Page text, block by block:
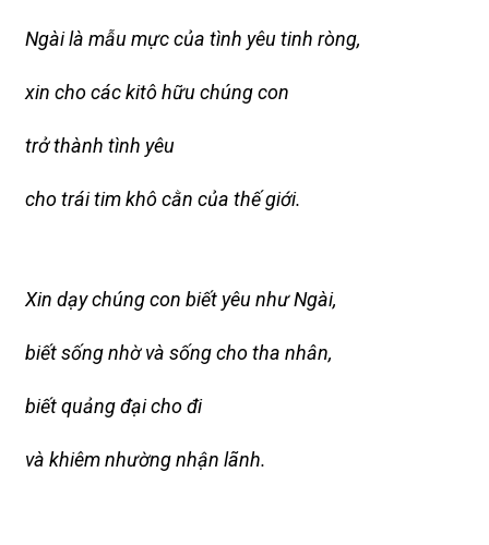
Ngài là mẫu mực của tình yêu tinh ròng,
xin cho các kitô hữu chúng con
trở thành tình yêu
cho trái tim khô cằn của thế giới.
Xin dạy chúng con biết yêu như Ngài,
biết sống nhờ và sống cho tha nhân,
biết quảng đại cho đi
và khiêm nhường nhận lãnh.